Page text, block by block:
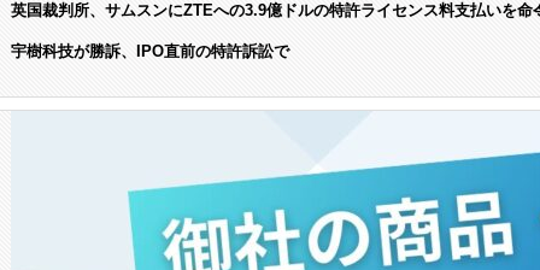
英国裁判所、サムスンにZTEへの3.9億ドルの特許ライセンス料支払いを命
宇樹科技が勝訴、IPO直前の特許訴訟で